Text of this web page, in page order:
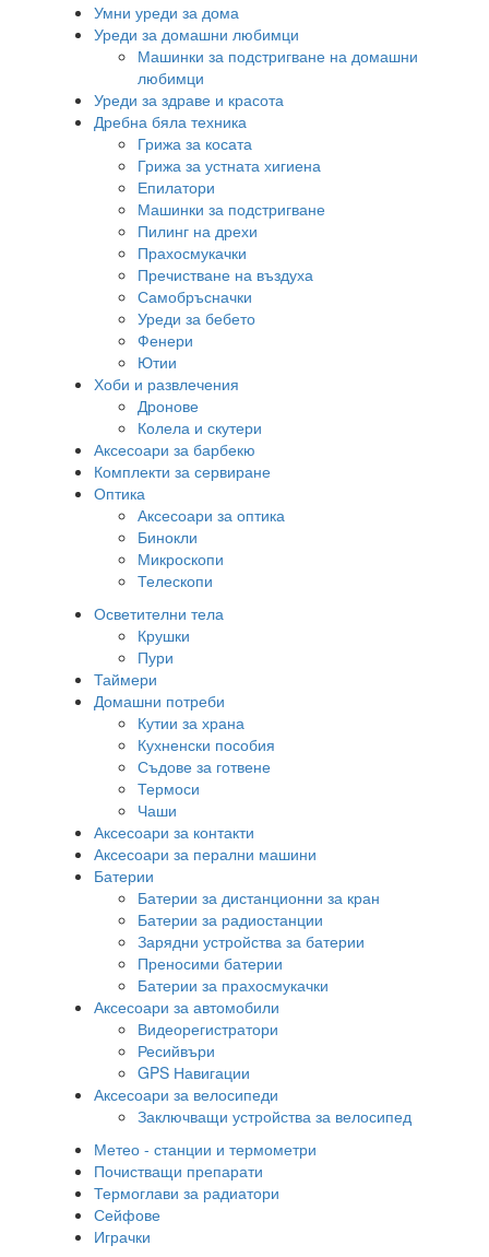
Умни уреди за дома
Уреди за домашни любимци
Машинки за подстригване на домашни
любимци
Уреди за здраве и красота
Дребна бяла техника
Грижа за косата
Грижа за устната хигиена
Епилатори
Машинки за подстригване
Пилинг на дрехи
Прахосмукачки
Пречистване на въздуха
Самобръсначки
Уреди за бебето
Фенери
Ютии
Хоби и развлечения
Дронове
Колела и скутери
Аксесоари за барбекю
Комплекти за сервиране
Оптика
Аксесоари за оптика
Бинокли
Микроскопи
Телескопи
Осветителни тела
Крушки
Пури
Таймери
Домашни потреби
Кутии за храна
Кухненски пособия
Съдове за готвене
Термоси
Чаши
Аксесоари за контакти
Аксесоари за перални машини
Батерии
Батерии за дистанционни за кран
Батерии за радиостанции
Зарядни устройства за батерии
Преносими батерии
Батерии за прахосмукачки
Аксесоари за автомобили
Видеорегистратори
Ресийвъри
GPS Навигации
Аксесоари за велосипеди
Заключващи устройства за велосипед
Метео - станции и термометри
Почистващи препарати
Термоглави за радиатори
Сейфове
Играчки